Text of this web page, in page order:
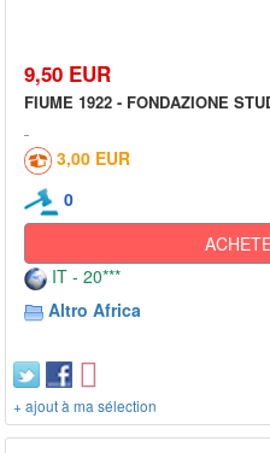
9,50 EUR
FIUME 1922 - FONDAZIONE
3,00 EUR
0
IT - 20***
Altro Africa
+ ajout à ma sélection